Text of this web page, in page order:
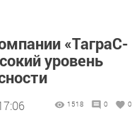
«ТаграС-
уровень
1518 0 0